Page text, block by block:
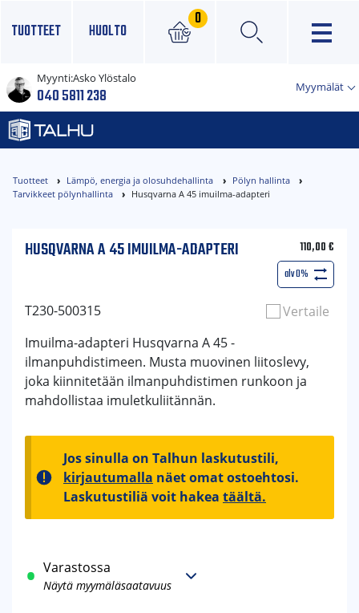
TUOTTEET HUOLTO
0
×
Myynti:Asko Ylöstalo
040 5811 238 Myymälät
Tuotteet Lämpö, energia ja olosuhdehallinta
Pölyn hallinta
Tarvikkeet pölynhallinta
Husqvarna A 45 imuilma-adapteri
HUSQVARNA A 45 IMUILMA-ADAPTERI 110,00€
alv 0%
T230-500315
Vertaile
Imuilma-adapteri Husqvarna A 45 -
ilmanpuhdistimeen. Musta muovinen liitoslevy,
joka kiinnitetään ilmanpuhdistimen runkoon ja
mahdollistaa imuletkuliitännän.
Jos sinulla on Talhun laskutustili,
kirjautumalla näet omat ostoehtosi.
Laskutustiliä voit hakea täältä.
Varastossa
Näytä myymäläsaatavuus